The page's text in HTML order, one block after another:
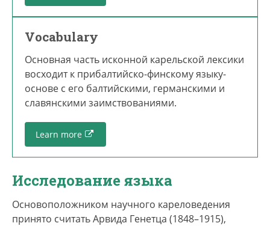
Vocabulary
Основная часть исконной карельской лексики
восходит к прибалтийско-финскому языку-
основе с его балтийскими, германскими и
славянскими заимствованиями.
Learn more
Исследование языка
Основоположником научного кареловедения
принято считать Арвида Генетца (1848–1915),